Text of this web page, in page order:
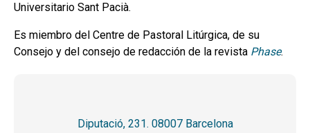
Universitario Sant Pacià.
Es miembro del Centre de Pastoral Litúrgica, de su
Consejo y del consejo de redacción de la revista Phase.
Diputació, 231. 08007 Barcelona